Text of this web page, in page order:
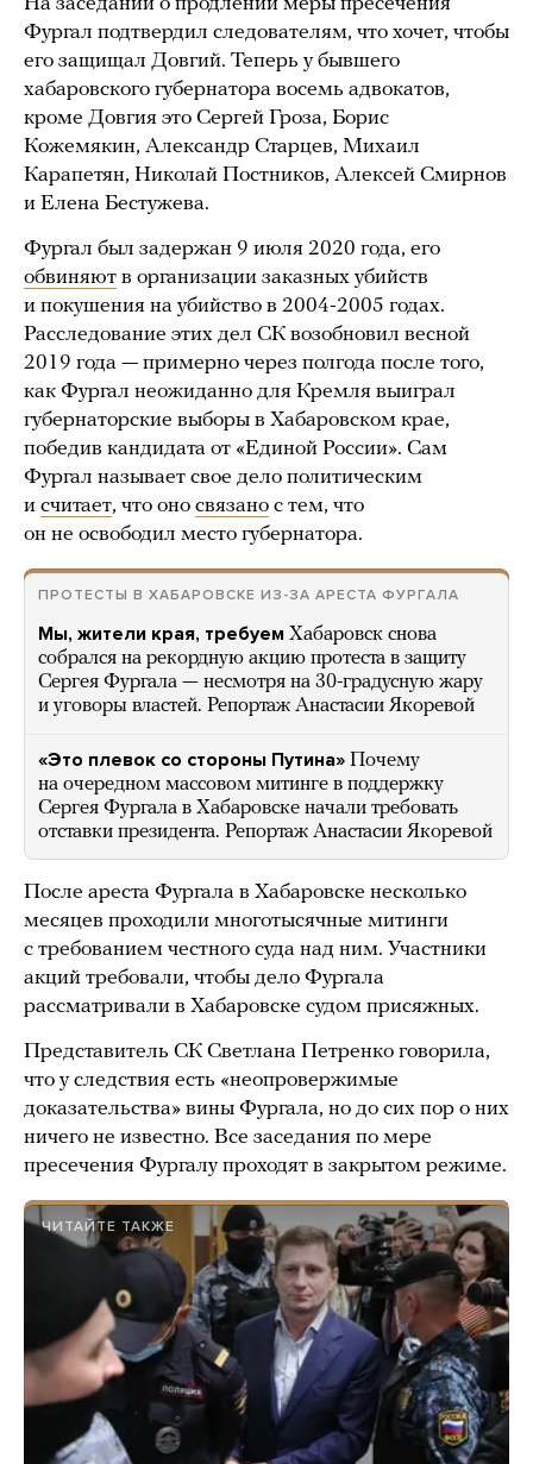
Фургал подтвердил следователям, что хочет, чтобы
его защищал Довгий. Теперь у бывшего
хабаровского губернатора восемь адвокатов,
кроме Довгия это Сергей Гроза, Борис
Кожемякин, Александр Старцев, Михаил
Карапетян, Николай Постников, Алексей Смирнов
и Елена Бестужева.
Фургал был задержан 9 июля 2020 года, его
обвиняют в организации заказных убийств
и покушения на убийство в 2004-2005 годах.
Расследование этих дел СК возобновил весной
2019 года — примерно через полгода после того,
как Фургал неожиданно для Кремля выиграл
губернаторские выборы в Хабаровском крае,
победив кандидата от «Единой России». Сам
Фургал называет свое дело политическим
и считает, что оно связано с тем, что
он не освободил место губернатора.
ПРОТЕСТЫ В ХАБАРОВСКЕ ИЗ-ЗА АРЕСТА ФУРГАЛА
Мы, жители края, требуем Хабаровск снова
собрался на рекордную акцию протеста в защиту
Сергея Фургала — несмотря на 30-градусную жару
и уговоры властей. Репортаж Анастасии Якоревой
«Это плевок со стороны Путина» Почему
на очередном массовом митинге в поддержку
Сергея Фургала в Хабаровске начали требовать
отставки президента. Репортаж Анастасии Якоревой
После ареста Фургала в Хабаровске несколько
месяцев проходили многотысячные митинги
с требованием честного суда над ним. Участники
акций требовали, чтобы дело Фургала
рассматривали в Хабаровске судом присяжных.
Представитель СК Светлана Петренко говорила,
что у следствия есть «неопровержимые
доказательства» вины Фургала, но до сих пор о них
ничего не известно. Все заседания по мере
пресечения Фургалу проходят в закрытом режиме.
ЧИТАЙТЕ ТАКЖЕ